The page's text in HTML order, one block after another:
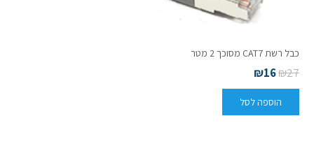
כבל רשת CAT7 מסוכך 2 מטר
₪27
₪16
הוספה לסל